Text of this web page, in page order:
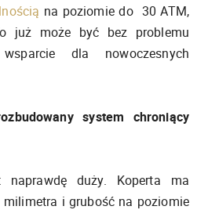
na poziomie do 30 ATM,
już może być bez problemu
dla nowoczesnych
system chroniący
duży. Koperta ma
i grubość na poziomie